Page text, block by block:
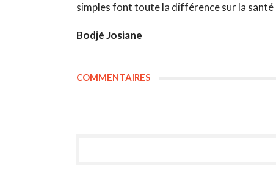
simples font toute la différence sur la santé
Bodjé Josiane
COMMENTAIRES